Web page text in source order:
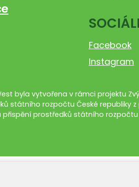
Facebook
Instagram
byla vytvořena v rámci projektu
státního rozpočtu České republiky
prostředků státního